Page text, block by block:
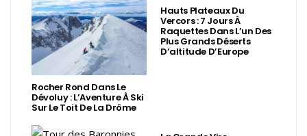
Rocher Rond Dans Le
Dévoluy : L’Aventure À Ski
Sur Le Toit De La Drôme
Hauts Plateaux Du
Vercors : 7 Jours À
Raquettes Dans L’un Des
Plus Grands Déserts
D’altitude D’Europe